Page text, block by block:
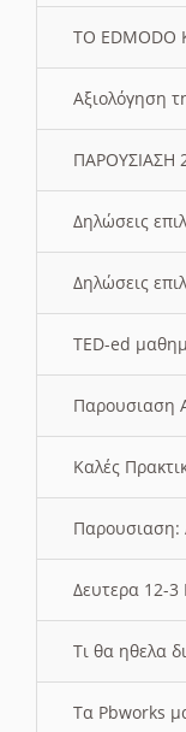
ΤΟ EDMODO
Αξιολόγηση
Δηλώσεις
Δηλώσεις
TED-ed
Παρουσιαση
Καλές
Δευτερα 12-3
Τι θα ηθελα
Τα Pbworks